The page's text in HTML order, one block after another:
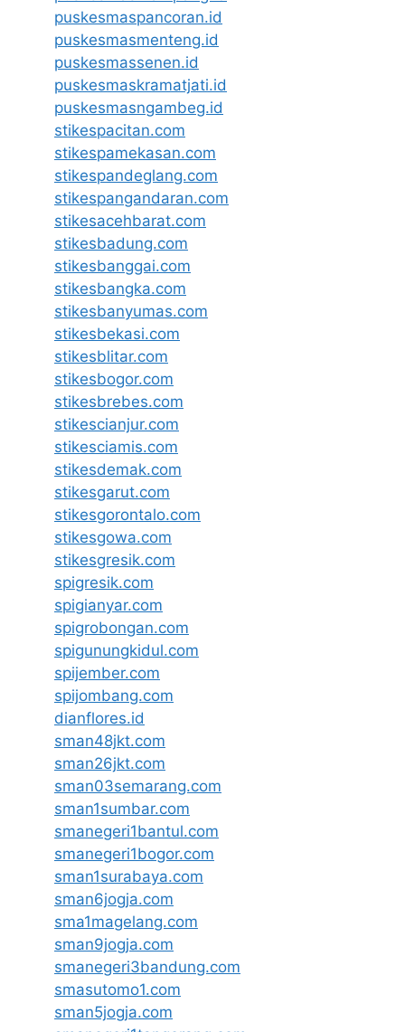
puskesmaspancoran.id
puskesmasmenteng.id
puskesmassenen.id
puskesmaskramatjati.id
puskesmasngambeg.id
stikespacitan.com
stikespamekasan.com
stikespandeglang.com
stikespangandaran.com
stikesacehbarat.com
stikesbadung.com
stikesbanggai.com
stikesbangka.com
stikesbanyumas.com
stikesbekasi.com
stikesblitar.com
stikesbogor.com
stikesbrebes.com
stikescianjur.com
stikesciamis.com
stikesdemak.com
stikesgarut.com
stikesgorontalo.com
stikesgowa.com
stikesgresik.com
spigresik.com
spigianyar.com
spigrobongan.com
spigunungkidul.com
spijember.com
spijombang.com
dianflores.id
sman48jkt.com
sman26jkt.com
sman03semarang.com
sman1sumbar.com
smanegeri1bantul.com
smanegeri1bogor.com
sman1surabaya.com
sman6jogja.com
sma1magelang.com
sman9jogja.com
smanegeri3bandung.com
smasutomo1.com
sman5jogja.com